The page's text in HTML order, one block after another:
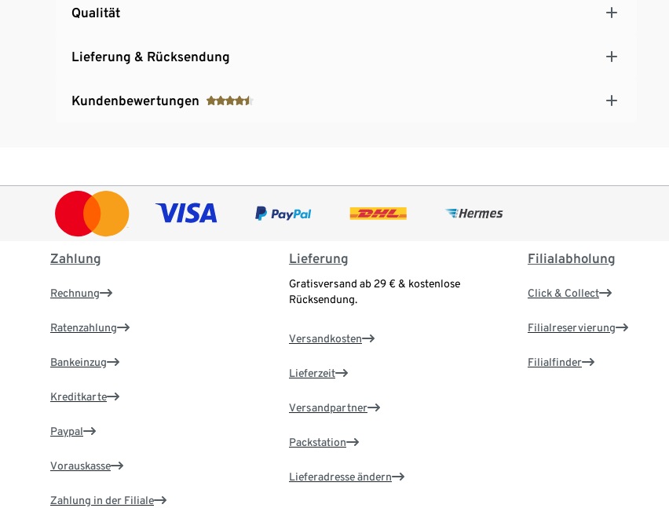
Qualität
Lieferung & Rücksendung
Kundenbewertungen
Zahlung
Rechnung
Ratenzahlung
Bankeinzug
Kreditkarte
Paypal
Vorauskasse
Zahlung in der Filiale
Lieferung
Gratisversand ab 29 € & kostenlose
Rücksendung.
Versandkosten
Lieferzeit
Versandpartner
Packstation
Lieferadresse ändern
Filialabholung
Click & Collect
Filialreservierung
Filialfinder